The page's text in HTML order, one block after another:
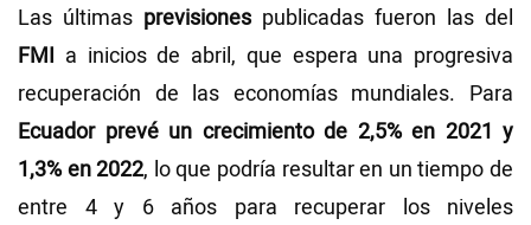
Las últimas previsiones publicadas fueron las del
FMI a inicios de abril, que espera una progresiva
recuperación de las economías mundiales. Para
Ecuador prevé un crecimiento de 2,5% en 2021 y
1,3% en 2022, lo que podría resultar en un tiempo de
entre 4 y 6 años para recuperar los niveles